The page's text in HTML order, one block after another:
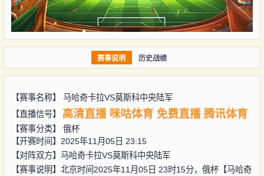
赛事说明 历史战绩
【赛事名称】 马哈奇卡拉VS莫斯科中央陆军
【直播信号】
高清直播 咪咕体育 免费直播 腾讯体育
【赛事分类】 俄杯
【开赛时间】2025年11月05日 23:15
【对阵双方】 马哈奇卡拉VS莫斯科中央陆军
【赛事说明】北京时间2025年11月05日 23时15分，俄杯【马哈奇